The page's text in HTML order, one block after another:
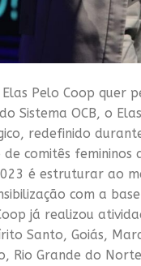
Pelo Coop quer
Sistema OCB, o
redefinido
comitês
é estruturar ao
com a
já realizou
Santo, Goiás,
Rio Grande do